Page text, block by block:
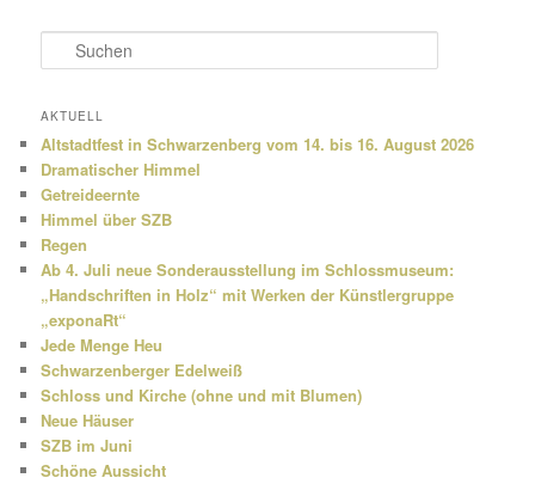
u
h
n
AKTUELL
Altstadtfest in Schwarzenberg vom 14. bis 16. August 2026
Dramatischer Himmel
Getreideernte
Himmel über SZB
Regen
Ab 4. Juli neue Sonderausstellung im Schlossmuseum:
„Handschriften in Holz“ mit Werken der Künstlergruppe
„exponaRt“
Jede Menge Heu
Schwarzenberger Edelweiß
Schloss und Kirche (ohne und mit Blumen)
Neue Häuser
SZB im Juni
Schöne Aussicht